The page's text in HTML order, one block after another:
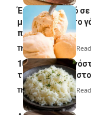
Έτοιμο παγωτό σε
μετατρέψετε το
παγωτομηχανή
Thali Ombre 4 Min Read
10 φορές ποιο
το απογειώσει
Thali Ombre4 Min Read